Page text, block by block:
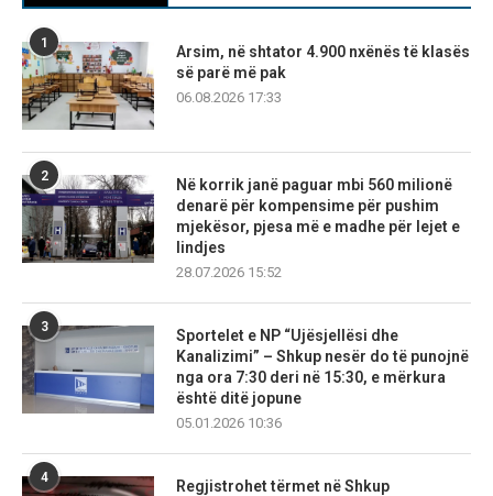
1
Arsim, në shtator 4.900 nxënës të klasës
së parë më pak
06.08.2026 17:33
2
Në korrik janë paguar mbi 560 milionë
denarë për kompensime për pushim
mjekësor, pjesa më e madhe për lejet e
lindjes
28.07.2026 15:52
3
Sportelet e NP “Ujësjellësi dhe
Kanalizimi” – Shkup nesër do të punojnë
nga ora 7:30 deri në 15:30, e mërkura
është ditë jopune
05.01.2026 10:36
4
Regjistrohet tërmet në Shkup